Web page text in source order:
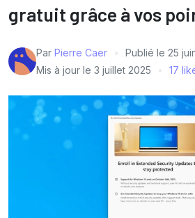
gratuit grâce à vos
Par Pierre Caer Publié le 25
Mis à jour le 3 juillet 2025 17